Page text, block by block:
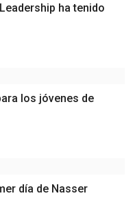
ha tenido
los jóvenes de
día de Nasser